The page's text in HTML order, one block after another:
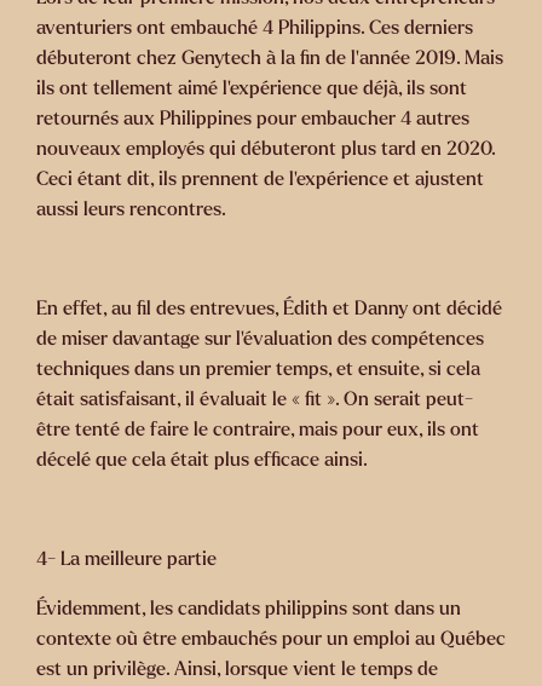
aventuriers ont embauché 4 Philippins. Ces derniers
débuteront chez Genytech à la fin de l’année 2019. Mais
ils ont tellement aimé l’expérience que déjà, ils sont
retournés aux Philippines pour embaucher 4 autres
nouveaux employés qui débuteront plus tard en 2020.
Ceci étant dit, ils prennent de l’expérience et ajustent
aussi leurs rencontres.
En effet, au fil des entrevues, Édith et Danny ont décidé
de miser davantage sur l’évaluation des compétences
techniques dans un premier temps, et ensuite, si cela
était satisfaisant, il évaluait le « fit ». On serait peut-
être tenté de faire le contraire, mais pour eux, ils ont
décelé que cela était plus efficace ainsi.
4- La meilleure partie
Évidemment, les candidats philippins sont dans un
contexte où être embauchés pour un emploi au Québec
est un privilège. Ainsi, lorsque vient le temps de